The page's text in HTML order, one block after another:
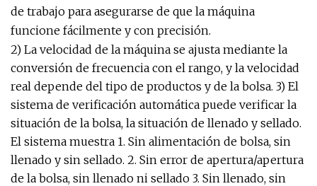
de trabajo para asegurarse de que la máquina
funcione fácilmente y con precisión.
2) La velocidad de la máquina se ajusta mediante la
conversión de frecuencia con el rango, y la velocidad
real depende del tipo de productos y de la bolsa. 3) El
sistema de verificación automática puede verificar la
situación de la bolsa, la situación de llenado y sellado.
El sistema muestra 1. Sin alimentación de bolsa, sin
llenado y sin sellado. 2. Sin error de apertura/apertura
de la bolsa, sin llenado ni sellado 3. Sin llenado, sin